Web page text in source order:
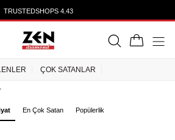
TRUSTEDSHOPS 4.43
ÇOK SATANLAR
En Çok Satan Popülerlik